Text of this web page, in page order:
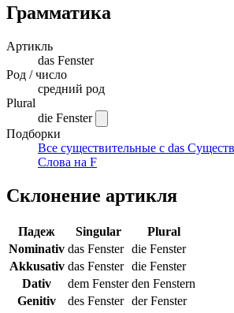
Грамматика
Артикль
das Fenster
Род / число
средний род
Plural
die Fenster
Подборки
Все существительные с das
Слова на F
Склонение артикля
Падеж Singular
Plural
Nominativ das Fenster die Fenster
Akkusativ das Fenster die Fenster
Dativ
dem Fenster den Fenstern
Genitiv
des Fenster der Fenster